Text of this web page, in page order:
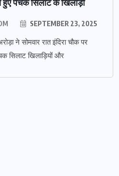
SEPTEMBER 23, 2025
ने सोमवार रात इंदिरा चौक पर
सिलाट खिलाड़ियों और